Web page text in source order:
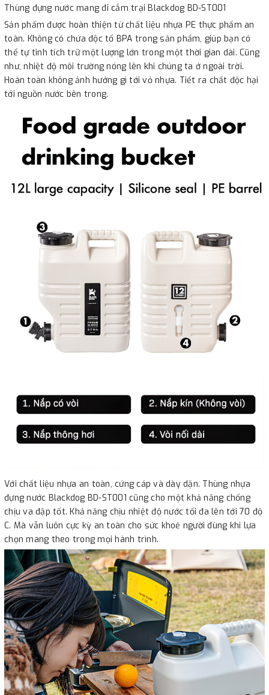
Thùng đựng nước mang đi cắm trại Blackdog BD-ST001
Sản phẩm được hoàn thiện từ chất liệu nhựa PE thực phẩm an
toàn. Không có chứa độc tố BPA trong sản phẩm, giúp bạn có
thể tự tinh tích trữ một lượng lớn trong một thời gian dài. Cũng
như, nhiệt độ môi trường nóng lên khi chúng ta ở ngoài trời.
Hoàn toàn không ảnh hưởng gì tới vỏ nhựa. Tiết ra chất độc hại
tới nguồn nước bên trong.
Với chất liệu nhựa an toàn, cứng cáp và dày dặn. Thùng nhựa
đựng nước Blackdog BD-ST001 cũng cho một khả năng chống
chịu va đập tốt. Khả năng chịu nhiệt độ nước tối đa lên tới 70 độ
C. Mà vẫn luôn cực kỳ an toàn cho sức khoẻ người dùng khi lựa
chọn mang theo trong mọi hành trình.